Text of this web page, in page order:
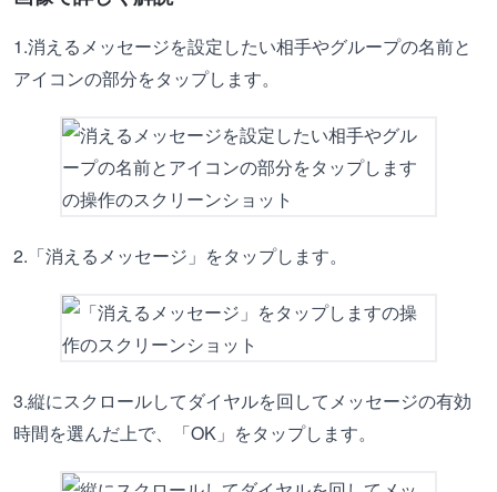
1.消えるメッセージを設定したい相手やグループの名前と
アイコンの部分をタップします。
2.「消えるメッセージ」をタップします。
3.縦にスクロールしてダイヤルを回してメッセージの有効
時間を選んだ上で、「OK」をタップします。